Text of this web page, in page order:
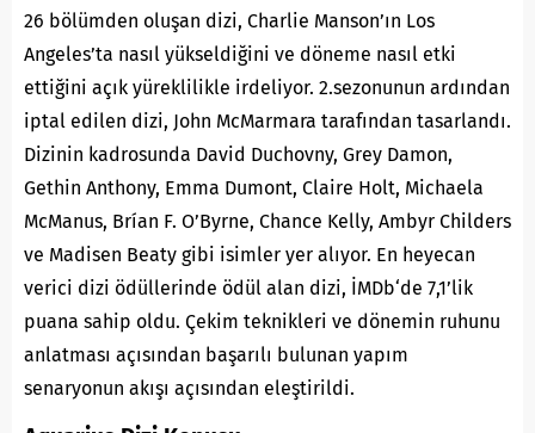
26 bölümden oluşan dizi, Charlie Manson’ın Los
Angeles’ta nasıl yükseldiğini ve döneme nasıl etki
ettiğini açık yüreklilikle irdeliyor. 2.sezonunun ardından
iptal edilen dizi, John McMarmara tarafından tasarlandı.
Dizinin kadrosunda David Duchovny, Grey Damon,
Gethin Anthony, Emma Dumont, Claire Holt, Michaela
McManus, Brían F. O’Byrne, Chance Kelly, Ambyr Childers
ve Madisen Beaty gibi isimler yer alıyor. En heyecan
verici dizi ödüllerinde ödül alan dizi, İMDb‘de 7,1’lik
puana sahip oldu. Çekim teknikleri ve dönemin ruhunu
anlatması açısından başarılı bulunan yapım
senaryonun akışı açısından eleştirildi.